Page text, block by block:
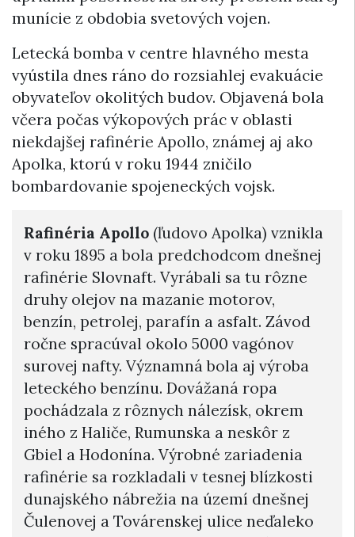
munície z obdobia svetových vojen.
Letecká bomba v centre hlavného mesta
vyústila dnes ráno do rozsiahlej evakuácie
obyvateľov okolitých budov. Objavená bola
včera počas výkopových prác v oblasti
niekdajšej rafinérie Apollo, známej aj ako
Apolka, ktorú v roku 1944 zničilo
bombardovanie spojeneckých vojsk.
Rafinéria Apollo (ľudovo Apolka) vznikla
v roku 1895 a bola predchodcom dnešnej
rafinérie Slovnaft. Vyrábali sa tu rôzne
druhy olejov na mazanie motorov,
benzín, petrolej, parafín a asfalt. Závod
ročne spracúval okolo 5000 vagónov
surovej nafty. Významná bola aj výroba
leteckého benzínu. Dovážaná ropa
pochádzala z rôznych nálezísk, okrem
iného z Haliče, Rumunska a neskôr z
Gbiel a Hodonína. Výrobné zariadenia
rafinérie sa rozkladali v tesnej blízkosti
dunajského nábrežia na území dnešnej
Čulenovej a Továrenskej ulice neďaleko